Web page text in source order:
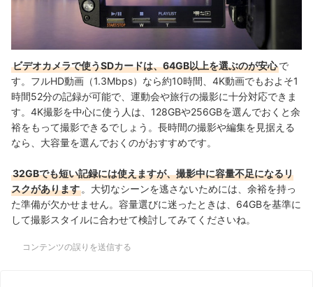
ビデオカメラで使うSDカードは、64GB以上を選ぶのが安心で
す。フルHD動画（1.3Mbps）なら約10時間、4K動画でもおよそ1
時間52分の記録が可能で、運動会や旅行の撮影に十分対応できま
す。4K撮影を中心に使う人は、128GBや256GBを選んでおくと余
裕をもって撮影できるでしょう。長時間の撮影や編集を見据える
なら、大容量を選んでおくのがおすすめです。
32GBでも短い記録には使えますが、撮影中に容量不足になるリ
スクがあります 。大切なシーンを逃さないためには、余裕を持っ
た準備が欠かせません。容量選びに迷ったときは、64GBを基準に
して撮影スタイルに合わせて検討してみてくださいね。
コンテンツの誤りを送信する